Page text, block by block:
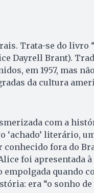
Trata-se do livro
Dayrell Brant).
em 1957, mas
da cultura
com a
‘achado’ literário,
conhecido fora do
foi apresentada à
empolgada quando
era “o sonho de